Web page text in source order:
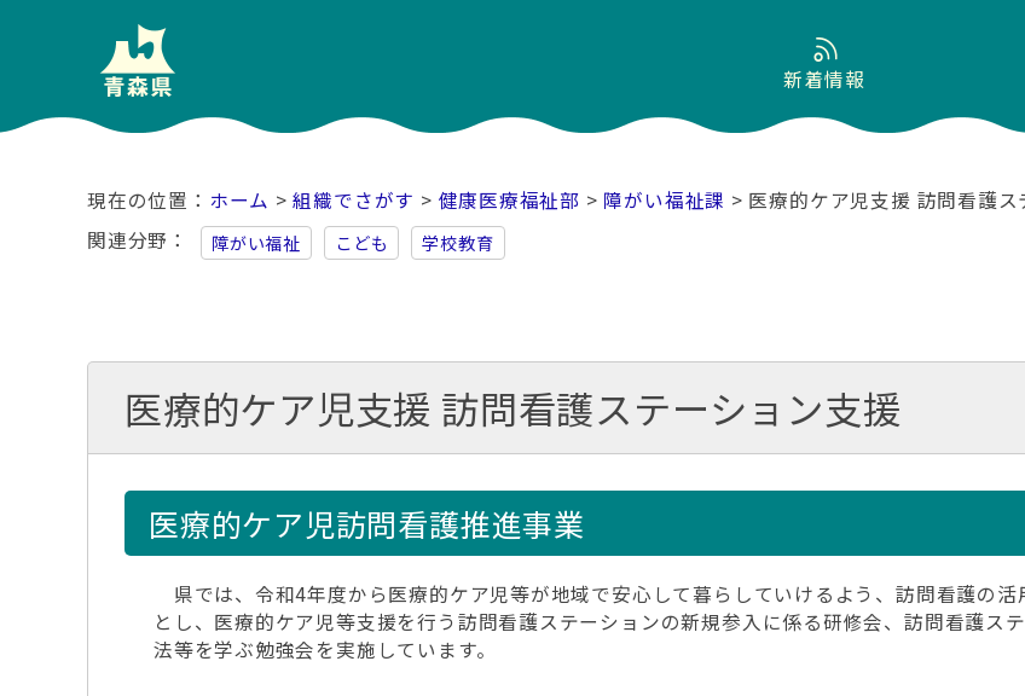
新着情報
ホーム >組織でさがす > 健康医療福祉部 > 障がい福祉課 > 医療的ケア児支援 訪問看護
関連分野
障がい福祉 こども 学校教育
医療的ケア児支援 訪問看護ステーション支援
医療的ケア児訪問看護推進事業
県では、令和4年度から医療的ケア児等が地域で安心して暮らしていけるよう、訪問看護の
とし、医療的ケア児等支援を行う訪問看護ステーションの新規参入に係る研修会、訪問看護ス
法等を学ぶ勉強会を実施しています。